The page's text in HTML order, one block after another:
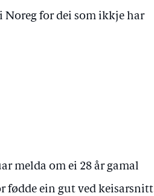
Noreg for dei som ikkje har
melda om ei 28 år gamal
fødde ein gut ved keisarsnitt